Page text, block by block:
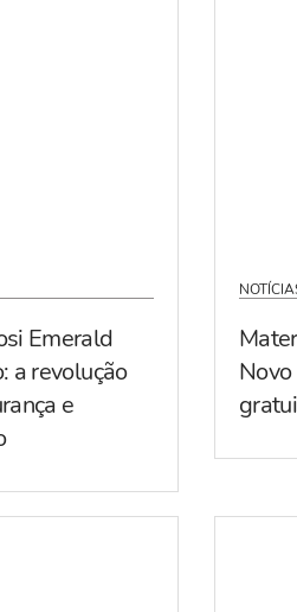
Emerald
a revolução
e